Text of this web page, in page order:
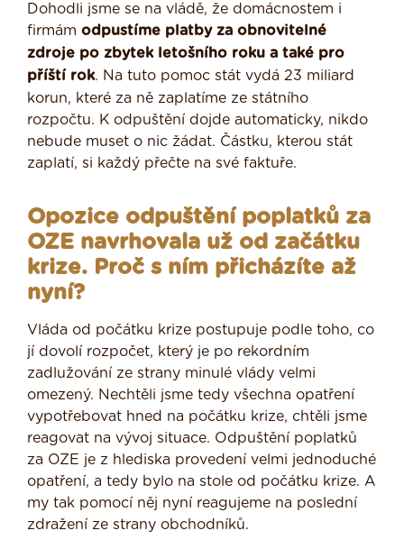
Dohodli jsme se na vládě, že domácnostem i
firmám odpustíme platby za obnovitelné
zdroje po zbytek letošního roku a také pro
příští rok. Na tuto pomoc stát vydá 23 miliard
korun, které za ně zaplatíme ze státního
rozpočtu. K odpuštění dojde automaticky, nikdo
nebude muset o nic žádat. Částku, kterou stát
zaplatí, si každý přečte na své faktuře.
Opozice odpuštění poplatků za
OZE navrhovala už od začátku
krize. Proč s ním přicházíte až
nyní?
Vláda od počátku krize postupuje podle toho, co
jí dovolí rozpočet, který je po rekordním
zadlužování ze strany minulé vlády velmi
omezený. Nechtěli jsme tedy všechna opatření
vypotřebovat hned na počátku krize, chtěli jsme
reagovat na vývoj situace. Odpuštění poplatků
za OZE je z hlediska provedení velmi jednoduché
opatření, a tedy bylo na stole od počátku krize. A
my tak pomocí něj nyní reagujeme na poslední
zdražení ze strany obchodníků.